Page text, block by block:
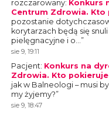
rozczarowany: Konkurs
Centrum Zdrowia. Kto
pozostanie
korytarzach będą się
pielęgnacyjne i o… ”
sie 9, 19:11
Pacjent: Konkurs na
Zdrowia. Kto
jak w Balneologi – musi
my żyjemy?”
sie 9, 18:47